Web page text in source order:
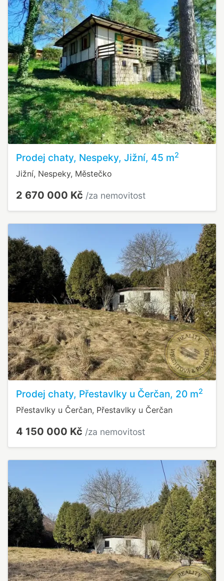
Prodej chaty, Nespeky, Jižní, 45 m2
Jižní, Nespeky, Městečko
2 670 000 Kč /za nemovitost
Prodej chaty, Přestavlky u Čerčan, 20 m2
Přestavlky u Čerčan, Přestavlky u Čerčan
4 150 000 Kč /za nemovitost